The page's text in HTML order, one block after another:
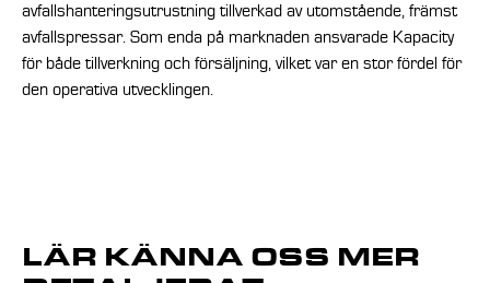
avfallshanteringsutrustning tillverkad av utomstående, främst
avfallspressar. Som enda på marknaden ansvarade Kapacity
för både tillverkning och försäljning, vilket var en stor fördel för
den operativa utvecklingen.
LÄR KÄNNA OSS MER